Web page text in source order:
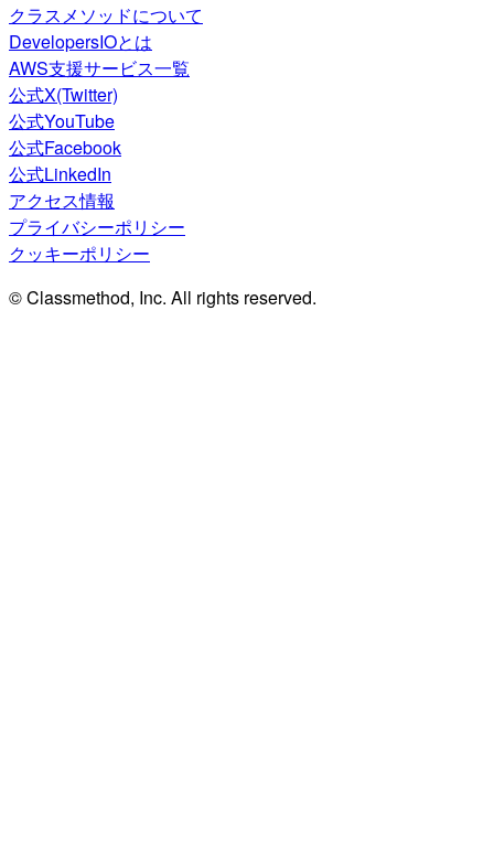
クラスメソッドについて
DevelopersIOとは
AWS支援サービス一覧
公式X(Twitter)
公式YouTube
公式Facebook
公式LinkedIn
アクセス情報
プライバシーポリシー
クッキーポリシー
© Classmethod, Inc. All rights reserved.